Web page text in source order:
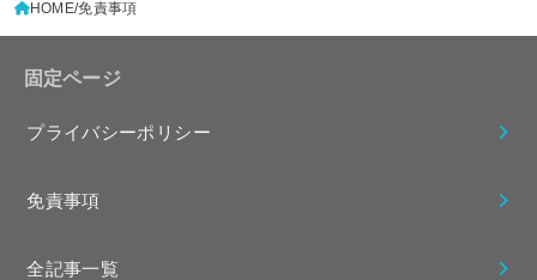
HOME 免責事項
固定ページ
プライバシーポリシー
免責事項
全記事一覧